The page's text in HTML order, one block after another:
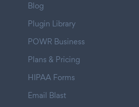
Blog
Plugin Library
POWR Business
Plans & Pricing
HIPAA Forms
Email Blast